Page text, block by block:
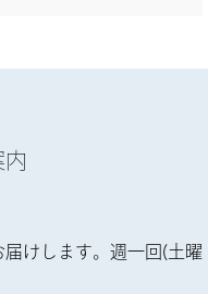
けします。週一回(土曜